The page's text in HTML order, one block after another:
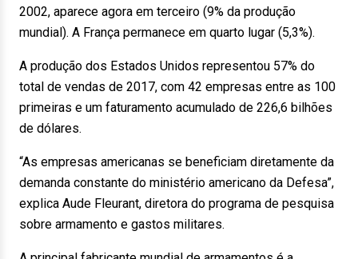
2002, aparece agora em terceiro (9% da produção
mundial). A França permanece em quarto lugar (5,3%).
A produção dos Estados Unidos representou 57% do
total de vendas de 2017, com 42 empresas entre as 100
primeiras e um faturamento acumulado de 226,6 bilhões
de dólares.
“As empresas americanas se beneficiam diretamente da
demanda constante do ministério americano da Defesa”,
explica Aude Fleurant, diretora do programa de pesquisa
sobre armamento e gastos militares.